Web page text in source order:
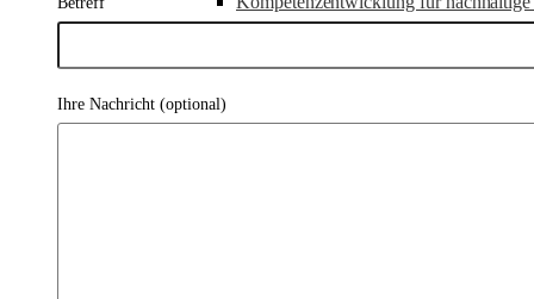
Ihre Nachricht (optional)